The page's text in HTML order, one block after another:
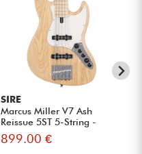
SIRE
Marcus Miller V7 Ash
Reissue 5ST 5-String -
natura...
899.00 €